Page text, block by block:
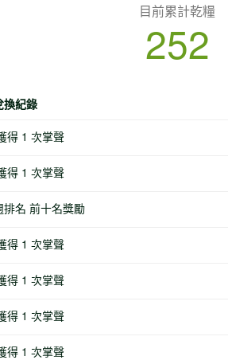
目前累計乾糧
252
換紀錄
得 1 次掌聲
得 1 次掌聲
排名 前十名獎勵
得 1 次掌聲
得 1 次掌聲
得 1 次掌聲
得 1 次掌聲